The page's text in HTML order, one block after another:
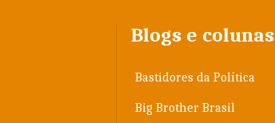
Blogs e colunas
Bastidores da Política
Big Brother Brasil